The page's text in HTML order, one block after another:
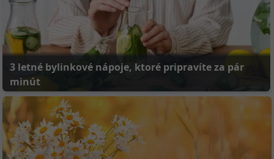
3 letné bylinkové nápoje, ktoré pripravíte za pár
minút